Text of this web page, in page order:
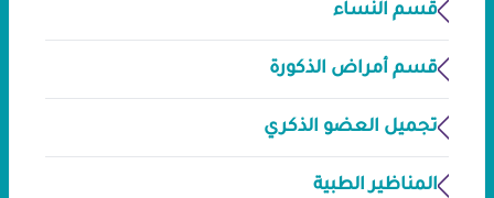
قسم النساء
قسم أمراض الذكورة
تجميل العضو الذكري
المناظير الطبية